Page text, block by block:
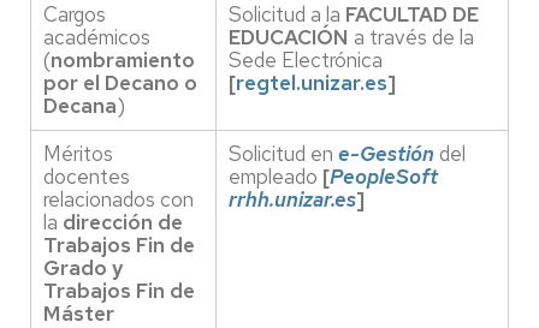
Cargos
académicos
(nombramiento
por el Decano o
Decana)
Solicitud a la FACULTAD DE
EDUCACIÓN a través de la
Sede Electrónica
[regtel.unizar.es]
Méritos
docentes
relacionados con
la dirección de
Trabajos Fin de
Grado y
Trabajos Fin de
Máster
Solicitud en e-Gestión del
empleado [PeopleSoft
rrhh.unizar.es]